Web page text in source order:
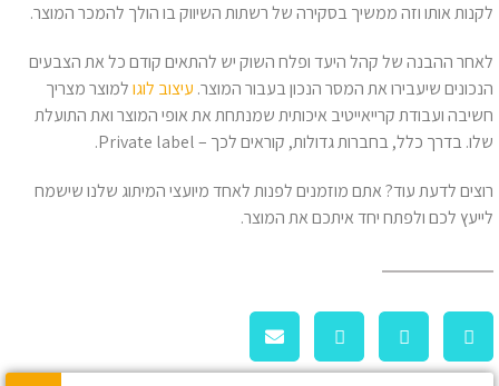
לקנות אותו וזה ממשיך בסקירה של רשתות השיווק בו הולך להמכר המוצר.
לאחר ההבנה של קהל היעד ופלח השוק יש להתאים קודם כל את הצבעים
הנכונים שיעבירו את המסר הנכון בעבור המוצר. עיצוב לוגולמוצר מצריך
חשיבה ועבודת קרייאייטיב איכותית שמנתחת את אופי המוצר ואת התועלת
שלו. בדרך כלל, בחברות גדולות, קוראים לכך – Private label.
רוצים לדעת עוד? אתם מוזמנים לפנות לאחד מיועצי המיתוג שלנו שישמח
לייעץ לכם ולפתח יחד איתכם את המוצר.